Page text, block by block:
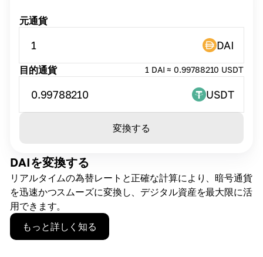
DAIを変換する
リアルタイムの為替レートと正確な計算により、暗号通貨
を迅速かつスムーズに変換し、デジタル資産を最大限に活
用できます。
もっと詳しく知る
元通貨
1 DAI
目的通貨 1 DAI ≈ 0.99788210 USDT
0.99788210 USDT
変換する